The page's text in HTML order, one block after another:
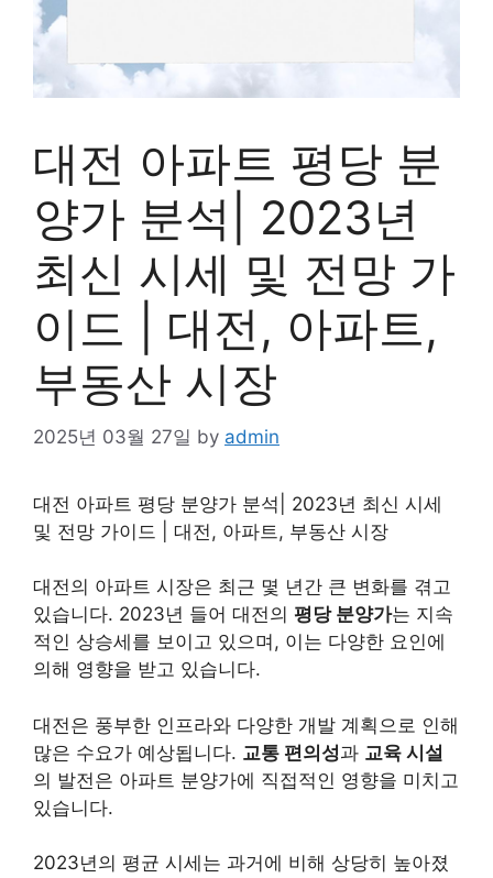
대전 아파트 평당 분
양가 분석| 2023년
최신 시세 및 전망 가
이드 | 대전, 아파트,
부동산 시장
2025년 03월 27일 by admin
대전 아파트 평당 분양가 분석| 2023년 최신 시세
및 전망 가이드 | 대전, 아파트, 부동산 시장
대전의 아파트 시장은 최근 몇 년간 큰 변화를 겪고
있습니다. 2023년 들어 대전의 평당 분양가는 지속
적인 상승세를 보이고 있으며, 이는 다양한 요인에
의해 영향을 받고 있습니다.
대전은 풍부한 인프라와 다양한 개발 계획으로 인해
많은 수요가 예상됩니다. 교통 편의성과 교육 시설
의 발전은 아파트 분양가에 직접적인 영향을 미치고
있습니다.
2023년의 평균 시세는 과거에 비해 상당히 높아졌